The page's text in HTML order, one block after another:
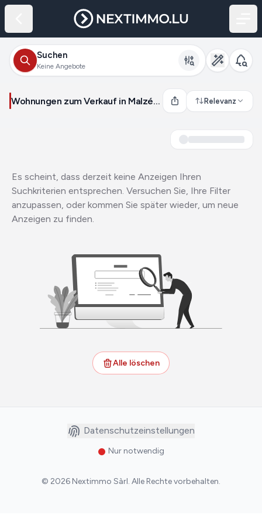
Suchen
Keine Angebote
Wohnungen zum Verkauf in Malzéville (Frankreich) Relevanz
Es scheint, dass derzeit keine Anzeigen Ihren
Suchkriterien entsprechen. Versuchen Sie, Ihre Filter
anzupassen, oder kommen Sie später wieder, um neue
Anzeigen zu finden.
Alle löschen
Datenschutzeinstellungen
Nur notwendig
© 2026 Nextimmo Sàrl. Alle Rechte vorbehalten.